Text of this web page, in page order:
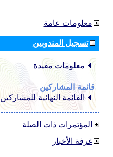
معلومات عامة
تسجيل المندوبين
معلومات مفيدة
قائمة المشاركين
القائمة النهائية للمشاركين
المؤتمرات ذات الصلة
غرفة الأخبار